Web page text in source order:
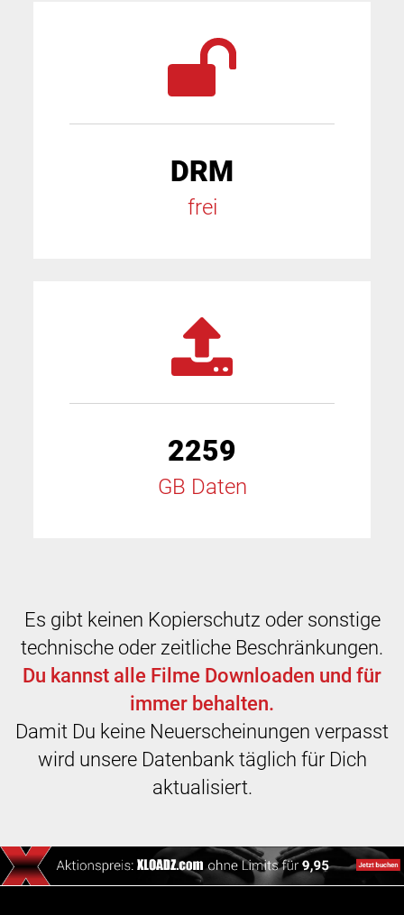
DRM
frei
2259
GB Daten
Es gibt keinen Kopierschutz oder sonstige
technische oder zeitliche Beschränkungen.
Du kannst alle Filme Downloaden und für
immer behalten.
Damit Du keine Neuerscheinungen verpasst
wird unsere Datenbank täglich für Dich
aktualisiert.